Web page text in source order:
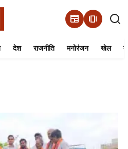
newspaper amp_stories
देश राजनीति मनोरंजन खेल